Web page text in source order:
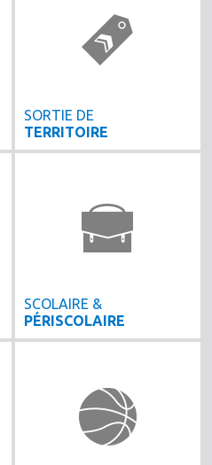
SORTIE DE
TERRITOIRE
SCOLAIRE &
PÉRISCOLAIRE